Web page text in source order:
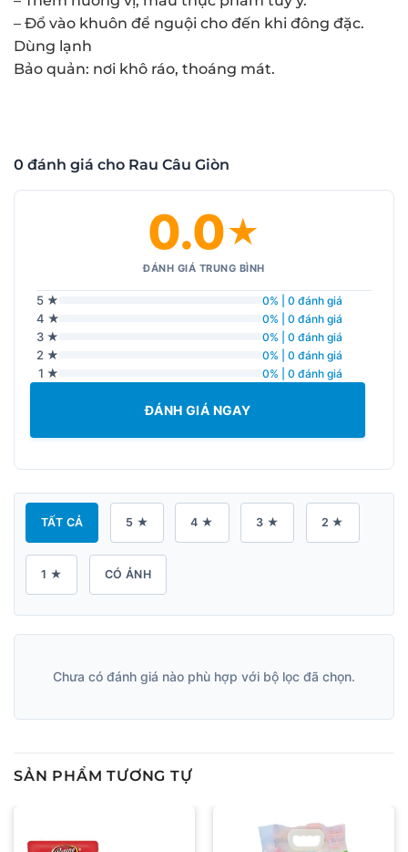
– Đổ vào khuôn để nguội cho đến khi đông đặc.
Dùng lạnh
Bảo quản: nơi khô ráo, thoáng mát.
0 đánh giá cho Rau Câu Giòn
0.0★
ĐÁNH GIÁ TRUNG BÌNH
5 ★ 0% | 0 đánh giá
4 ★ 0% | 0 đánh giá
3 ★ 0% | 0 đánh giá
2 ★ 0% | 0 đánh giá
1 ★ 0% | 0 đánh giá
ĐÁNH GIÁ NGAY
TẤT CẢ 5 ★ 4 ★ 3 ★ 2 ★
1 ★ CÓ ẢNH
Chưa có đánh giá nào phù hợp với bộ lọc đã chọn.
SẢN PHẨM TƯƠNG TỰ